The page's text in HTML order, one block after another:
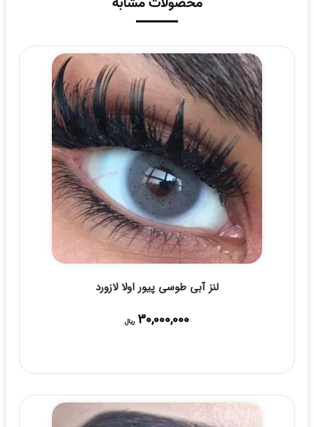
لنز آبی طوسی پیور اولا لازورد
30,000,000 ریال